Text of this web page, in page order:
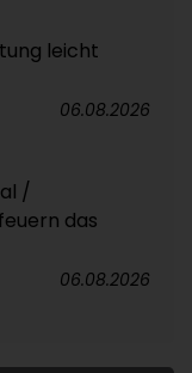
leicht
06.08.2026
/
das
06.08.2026